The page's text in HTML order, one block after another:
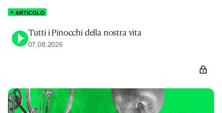
ARTICOLO
Tutti i Pinocchi della nostra vita
07.08.2026